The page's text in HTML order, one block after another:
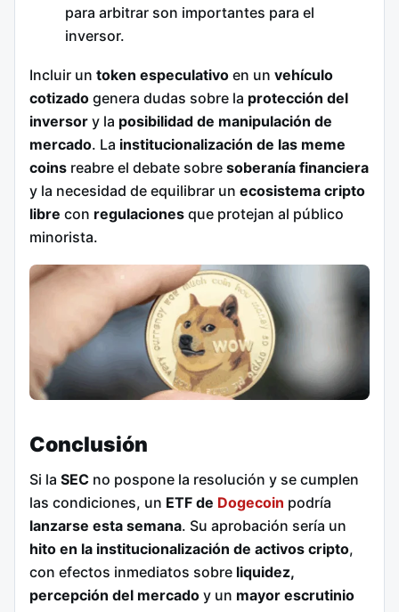
para arbitrar son importantes para el
inversor.
Incluir un token especulativo en un vehículo
cotizado genera dudas sobre la protección del
inversor y la posibilidad de manipulación de
mercado. La institucionalización de las meme
coins reabre el debate sobre soberanía financiera
y la necesidad de equilibrar un ecosistema cripto
libre con regulaciones que protejan al público
minorista.
Conclusión
Si la SEC no pospone la resolución y se cumplen
las condiciones, un ETF de Dogecoin podría
lanzarse esta semana. Su aprobación sería un
hito en la institucionalización de activos cripto,
con efectos inmediatos sobre liquidez,
percepción del mercado y un mayor escrutinio